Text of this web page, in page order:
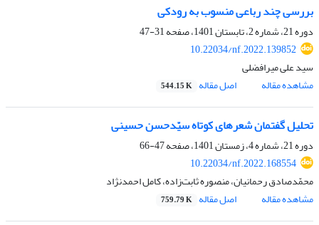
بررسی چند رباعی منسوب به رودکی
دوره 21، شماره 2، تابستان 1401، صفحه
31-47
10.22034/nf.2022.139852
سید علی میرافضلی
مشاهده مقاله
اصل مقاله 544.15 K
تحلیل گفتمان شعرهای کوتاه سیّدحسن حسینی
دوره 21، شماره 4، زمستان 1401، صفحه
47-66
10.22034/nf.2022.168554
محمّدصادق رحمانیان، منصوره ثابت‌زاده، کامل احمدنژاد
مشاهده مقاله
اصل مقاله 759.79 K